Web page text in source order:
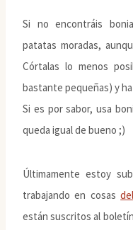
Si no encontráis
patatas moradas,
Córtalas lo menos
bastante pequeñas) y
Si es por sabor, usa
queda igual de bueno ;)
Últimamente estoy
trabajando en cosas
están suscritos al